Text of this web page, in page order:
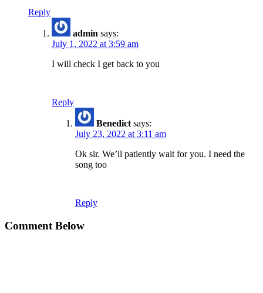
Reply
admin says:
July 1, 2022 at 3:59 am
I will check I get back to you
Reply
Benedict says:
July 23, 2022 at 3:11 am
Ok sir. We’ll patiently wait for you. I need the
song too
Reply
Comment Below